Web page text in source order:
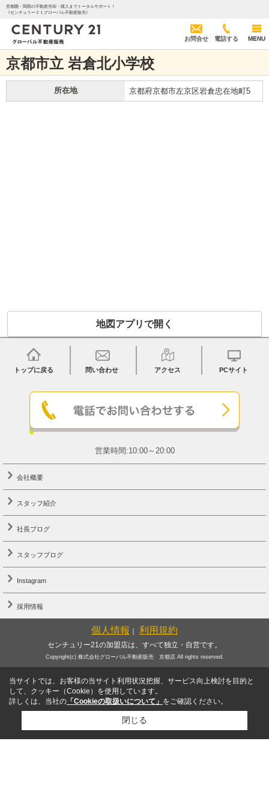
首都圏・関西の不動産売却・購入までトータルサポート！
《センチュリー２１グローバル不動産販売》
お問合せ 電話する MENU
京都市立 岩倉北小学校
所在地 京都府京都市左京区岩倉忠在地町5
地図アプリで開く
トップに戻る 問い合わせ アクセス PCサイト
営業時間:10:00～20:00
会社概要
スタッフ紹介
社長ブログ
スタッフブログ
Instagram
採用情報
個人情報 ｜ 利用規約
センチュリー21の加盟店は、すべて独立・自営です。
Copyright(c) 株式会社グローバル不動産販売 京都店 All rights reserved.
当サイトでは、お客様の当サイト利用状況把握、サービス向上検討を目的と
して、クッキー（Cookie）を使用しています。
詳しくは、当社の 「Cookieの取扱いについて」 をご確認ください。
閉じる